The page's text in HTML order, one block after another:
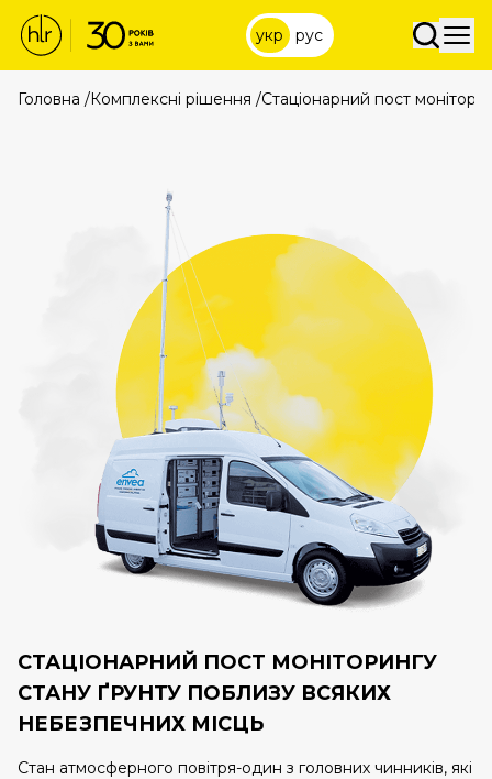
укр рус
Головна /Комплексні рішення /Стаціонарний пост
СТАЦІОНАРНИЙ ПОСТ МОНІТОРИНГУ
СТАНУ ҐРУНТУ ПОБЛИЗУ ВСЯКИХ
НЕБЕЗПЕЧНИХ МІСЦЬ
Стан атмосферного повітря-один з головних чинників, які